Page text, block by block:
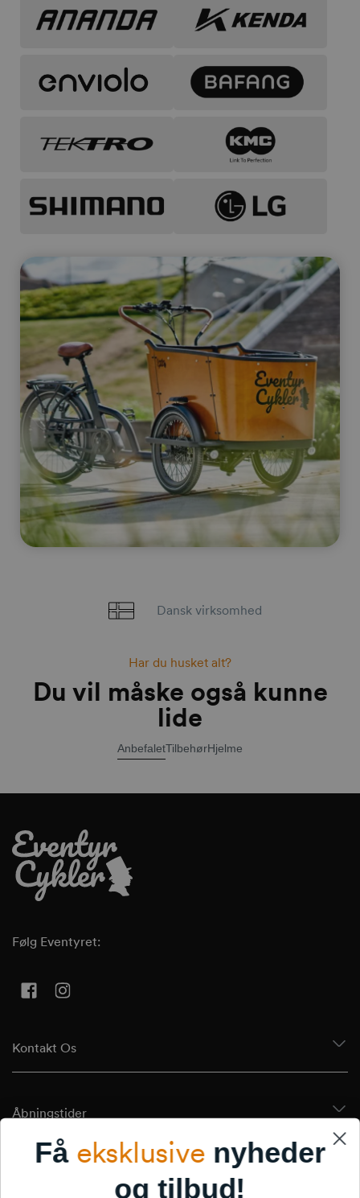
Dansk virksomhed
Har du husket alt?
Du vil måske også kunne
lide
AnbefaletTilbehørHjelme
Følg Eventyret:
FacebookInstagram
Kontakt Os
Åbningstider
Tilmeld Dig Vores Nyhedsbrev
Få eksklusive nyheder
og tilbud!